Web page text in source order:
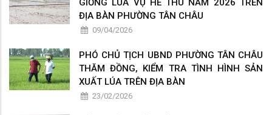
GIỐNG LÚA VỤ HÈ THU NĂM 2026 TRÊN
ĐỊA BÀN PHƯỜNG TÂN CHÂU
09/04/2026
PHÓ CHỦ TỊCH UBND PHƯỜNG TÂN CHÂU
THĂM ĐỒNG, KIỂM TRA TÌNH HÌNH SẢN
XUẤT LÚA TRÊN ĐỊA BÀN
23/02/2026